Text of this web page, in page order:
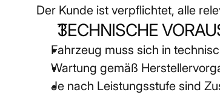
Der Kunde ist verpflichtet, alle
TECHNISCHE
Fahrzeug muss sich in
Wartung gemäß
Je nach Leistungsstufe sind